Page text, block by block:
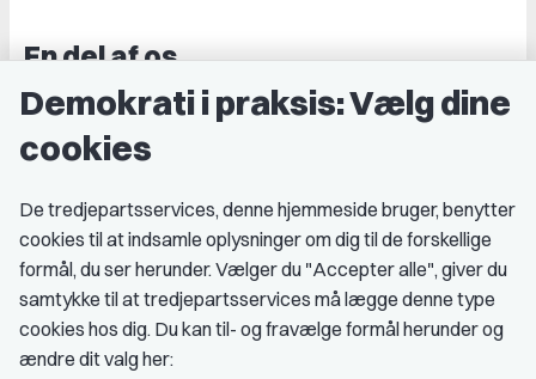
En del af os
Grupper og kredse
Studenterorganisationer
Medlemskab
Fordele som medlem
Kontingent
Demokrati i praksis: Vælg dine
cookies
De tredjepartsservices, denne hjemmeside bruger, benytter
cookies til at indsamle oplysninger om dig til de forskellige
formål, du ser herunder. Vælger du "Accepter alle", giver du
samtykke til at tredjepartsservices må lægge denne type
cookies hos dig. Du kan til- og fravælge formål herunder og
ændre dit valg her: